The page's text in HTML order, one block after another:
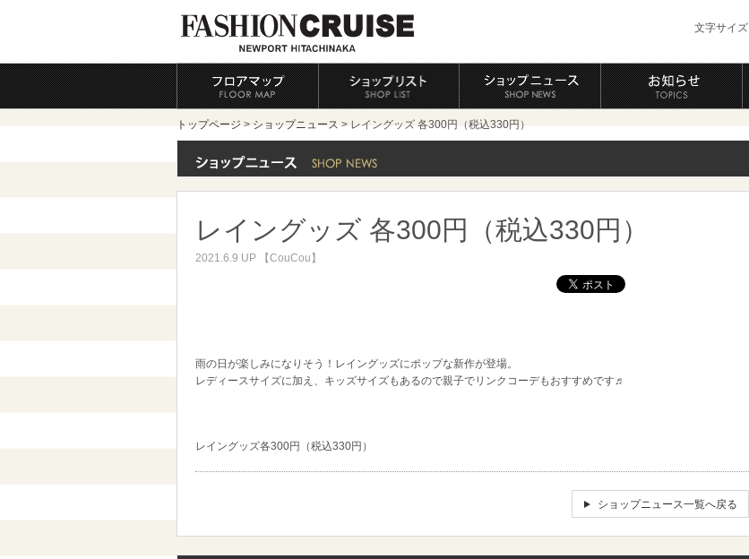
文字サイズ
トップページ > ショップニュース > レイングッズ 各300円（税込330円）
レイングッズ 各300円（税込330円）
2021.6.9 UP 【CouCou】
雨の日が楽しみになりそう！レイングッズにポップな新作が登場。
レディースサイズに加え、キッズサイズもあるので親子でリンクコーデもおすすめです♬
レイングッズ各300円（税込330円）
ショップニュース一覧へ戻る